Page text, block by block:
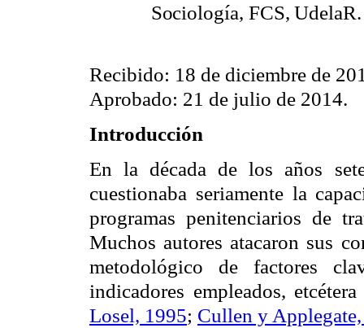
Sociología, FCS,UdelaR
Recibido: 18 de diciembre de
Aprobado: 21 de julio de 2014.
Introducción
En la década de los años
cuestionaba seriamente la
programas penitenciarios de
Muchos autores atacaron sus
metodológico de factores
indicadores empleados,
Losel, 1995; Cullen y